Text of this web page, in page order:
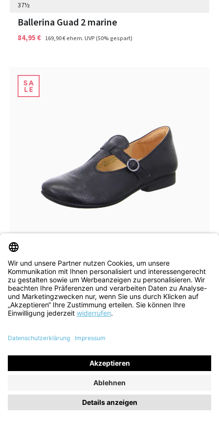
37½
Ballerina Guad 2 marine
84,95 € 169,90 €ehem. UVP(50% gespart)
Farben
In vielen Größen verfügbar
Slipper Guad 2 schwarz
152,90 € 179,90 €ehem. UVP(15% gespart)